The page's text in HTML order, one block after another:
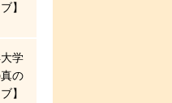
】
学
の
】